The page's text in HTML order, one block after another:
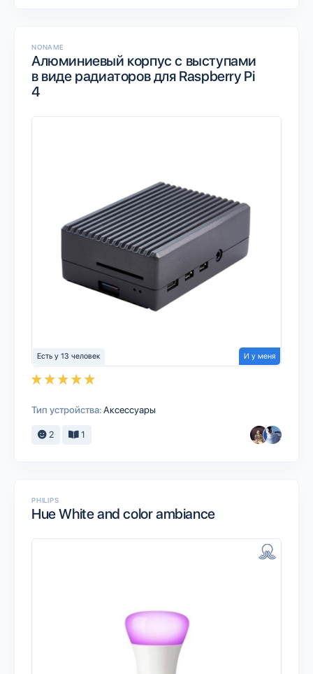
NONAME
Алюминиевый корпус с выступами
в виде радиаторов для Raspberry Pi
4
Есть у 13 человек И у меня
Тип устройства:Аксессуары
2 1
PHILIPS
Hue White and color ambiance